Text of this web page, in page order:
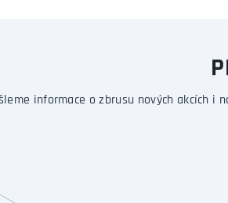
informace o zbrusu nových akcích